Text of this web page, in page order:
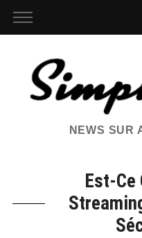
NEWS SUR
Est-Ce